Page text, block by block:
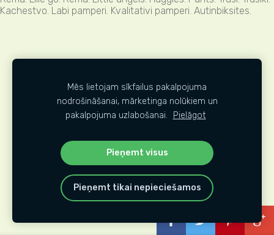
Kachestvo. Labi pamperi. Kvalitativi pamperi. Autinbiksites.
Mēs lietojam sīkfailus pakalpojuma
nodrošināšanai, mārketinga nolūkiem un
pakalpojuma uzlabošanai.
Pielāgot
Pieņemt visus
Pieņemt tikai nepieciešamos